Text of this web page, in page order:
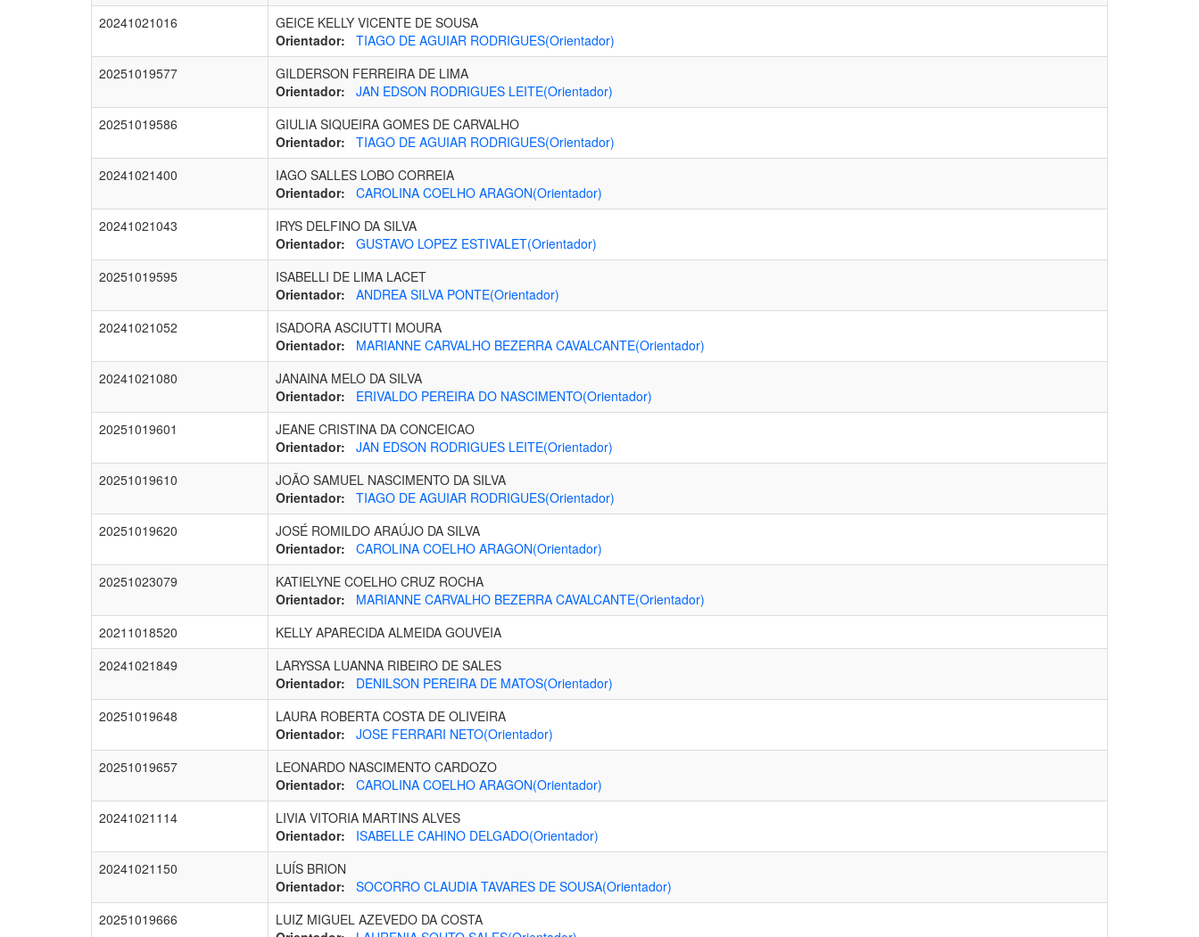
20241021016
GEICE KELLY VICENTE DE SOUSA
Orientador:
TIAGO DE AGUIAR RODRIGUES(Orientador)
20251019577
GILDERSON FERREIRA DE LIMA
Orientador:
JAN EDSON RODRIGUES LEITE(Orientador)
20251019586
GIULIA SIQUEIRA GOMES DE CARVALHO
Orientador:
TIAGO DE AGUIAR RODRIGUES(Orientador)
20241021400
IAGO SALLES LOBO CORREIA
Orientador:
CAROLINA COELHO ARAGON(Orientador)
20241021043
IRYS DELFINO DA SILVA
Orientador:
GUSTAVO LOPEZ ESTIVALET(Orientador)
20251019595
ISABELLI DE LIMA LACET
Orientador:
ANDREA SILVA PONTE(Orientador)
20241021052
ISADORA ASCIUTTI MOURA
Orientador:
MARIANNE CARVALHO BEZERRA CAVALCANTE(Orientador)
20241021080
JANAINA MELO DA SILVA
Orientador:
ERIVALDO PEREIRA DO NASCIMENTO(Orientador)
20251019601
JEANE CRISTINA DA CONCEICAO
Orientador:
JAN EDSON RODRIGUES LEITE(Orientador)
20251019610
JOÃO SAMUEL NASCIMENTO DA SILVA
Orientador:
TIAGO DE AGUIAR RODRIGUES(Orientador)
20251019620
JOSÉ ROMILDO ARAÚJO DA SILVA
Orientador:
CAROLINA COELHO ARAGON(Orientador)
20251023079
KATIELYNE COELHO CRUZ ROCHA
Orientador:
MARIANNE CARVALHO BEZERRA CAVALCANTE(Orientador)
20211018520
KELLY APARECIDA ALMEIDA GOUVEIA
20241021849
LARYSSA LUANNA RIBEIRO DE SALES
Orientador:
DENILSON PEREIRA DE MATOS(Orientador)
20251019648
LAURA ROBERTA COSTA DE OLIVEIRA
Orientador:
JOSE FERRARI NETO(Orientador)
20251019657
LEONARDO NASCIMENTO CARDOZO
Orientador:
CAROLINA COELHO ARAGON(Orientador)
20241021114
LIVIA VITORIA MARTINS ALVES
Orientador:
ISABELLE CAHINO DELGADO(Orientador)
20241021150
LUÍS BRION
Orientador:
SOCORRO CLAUDIA TAVARES DE SOUSA(Orientador)
20251019666
LUIZ MIGUEL AZEVEDO DA COSTA